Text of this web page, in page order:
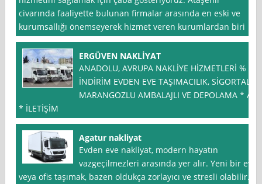
civarında faaliyette bulunan firmalar arasında en eski ve
kurumsallığı önemseyerek hizmet veren kurumlardan biri
ERGÜVEN NAKLİYAT
ANADOLU, AVRUPA NAKLİYE HİZMETLERİ % *
İNDİRİM EVDEN EVE TAŞIMACILIK, SİGORTALI
MARANGOZLU AMBALAJLI VE DEPOLAMA * /
* İLETİŞİM
Agatur nakliyat
Evden eve nakliyat, modern hayatın
vazgeçilmezleri arasında yer alır. Yeni bir ev
veya ofis taşımak, bazen oldukça zorlayıcı ve stresli olabilir.